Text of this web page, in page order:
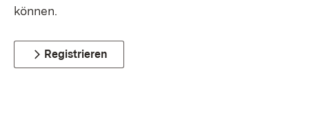
können.
Registrieren